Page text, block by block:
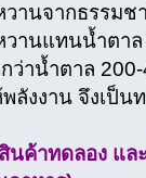
านจากธรรมช
านแทนน้ำตาล
าน้ำตาล 200-
งงาน จึงเป็น
นค้าทดลอง แล